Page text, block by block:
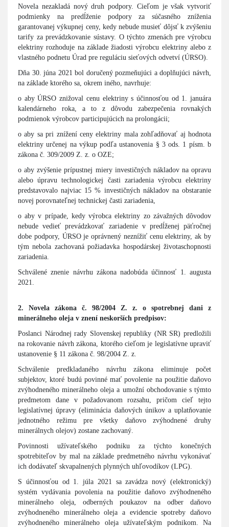
Novela nezakladá nový druh podpory. Cieľom je však vytvoriť
podmienky na predĺženie podpory za súčasného zníženia
garantovanej výkupnej ceny, kedy nebude musieť dôjsť k zvýšeniu
tarify za prevádzkovanie sústavy. O týchto zmenách pre výrobcu
elektriny rozhoduje na základe žiadosti výrobcu elektriny alebo z
vlastného podnetu Úrad pre reguláciu sieťových odvetví (ÚRSO).
Dňa 30. júna 2021 bol doručený pozmeňujúci a doplňujúci návrh,
na základe ktorého sa, okrem iného, navrhuje:
o aby ÚRSO znižoval cenu elektriny s účinnosťou od 1. januára
kalendárneho roka, a to z dôvodu zabezpečenia rovnakých
podmienok výrobcov participujúcich na prolongácii;
o aby sa pri znížení ceny elektriny mala zohľadňovať aj hodnota
elektriny určenej na výkup podľa ustanovenia § 3 ods. 1 písm. b
zákona č. 309/2009 Z. z. o OZE;
o aby zvýšenie prípustnej miery investičných nákladov na opravu
alebo úpravu technologickej časti zariadenia výrobcu elektriny
predstavovalo najviac 15 % investičných nákladov na obstaranie
novej porovnateľnej technickej časti zariadenia,
o aby v prípade, kedy výrobca elektriny zo závažných dôvodov
nebude vedieť prevádzkovať zariadenie v predĺženej päťročnej
dobe podpory, ÚRSO je oprávnený neznížiť cenu elektriny, ak by
tým nebola zachovaná požiadavka hospodárskej životaschopnosti
zariadenia.
Schválené znenie návrhu zákona nadobúda účinnosť 1. augusta
2021.
2. Novela zákona č. 98/2004 Z. z. o spotrebnej dani z
minerálneho oleja v znení neskorších predpisov:
Poslanci Národnej rady Slovenskej republiky (NR SR) predložili
na rokovanie návrh zákona, ktorého cieľom je legislatívne upraviť
ustanovenie § 11 zákona č. 98/2004 Z. z.
Schválenie predkladaného návrhu zákona eliminuje počet
subjektov, ktoré budú povinné mať povolenie na použitie daňovo
zvýhodneného minerálneho oleja a umožní obchodovanie s týmto
predmetom dane v požadovanom rozsahu, pričom cieľ tejto
legislatívnej úpravy (eliminácia daňových únikov a uplatňovanie
jednotného režimu pre všetky daňovo zvýhodnené druhy
minerálnych olejov) zostane zachovaný.
Povinnosti užívateľského podniku za týchto konečných
spotrebiteľov by mal na základe predmetného návrhu vykonávať
ich dodávateľ skvapalnených plynných uhľovodíkov (LPG).
S účinnosťou od 1. júla 2021 sa zavádza nový (elektronický)
systém vydávania povolenia na použitie daňovo zvýhodneného
minerálneho oleja, odberných poukazov na odber daňovo
zvýhodneného minerálneho oleja a evidencie spotreby daňovo
zvýhodneného minerálneho oleja užívateľským podnikom. Na